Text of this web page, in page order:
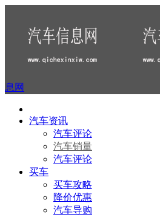
息网
汽车资讯
汽车评论
汽车销量
汽车评论
买车
买车攻略
降价优惠
汽车导购